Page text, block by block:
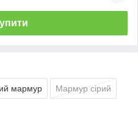
мармур Мармур сірий